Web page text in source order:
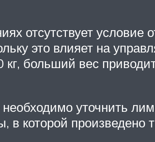
отсутствует условие
это влияет на
кг, больший вес
уточнить
в которой произведено